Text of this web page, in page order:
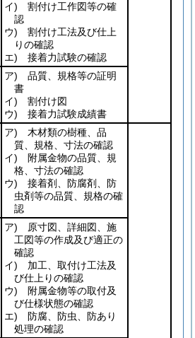
イ) 割付け工作図等の確
認
ウ) 割付け工法及び仕上
りの確認
エ) 接着力試験の確認
ア) 品質、規格等の証明
書
イ) 割付け図
ウ) 接着力試験成績書
ア) 木材類の樹種、品
質、規格、寸法の確認
イ) 附属金物の品質、規
格、寸法の確認
ウ) 接着剤、防腐剤、防
虫剤等の品質、規格の確
認
ア) 原寸図、詳細図、施
工図等の作成及び適正の
確認
イ) 加工、取付け工法及
び仕上りの確認
ウ) 附属金物等の取付及
び仕様状態の確認
エ) 防腐、防虫、防あり
処理の確認